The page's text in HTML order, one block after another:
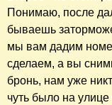
Понимаю, после
бываешь
мы вам дадим
сделаем, а вы
бронь, нам уже
чуть было на